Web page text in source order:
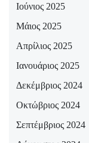
Ιούνιος 2025
Μάιος 2025
Απρίλιος 2025
Ιανουάριος 2025
Δεκέμβριος 2024
Οκτώβριος 2024
Σεπτέμβριος 2024